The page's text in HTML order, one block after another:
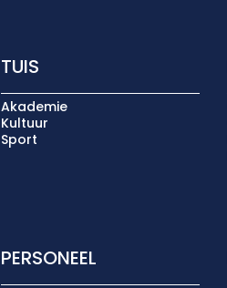
TUIS
Akademie
Kultuur
Sport
PERSONEEL